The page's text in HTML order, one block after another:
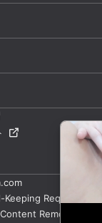
Requirements
Content Removal